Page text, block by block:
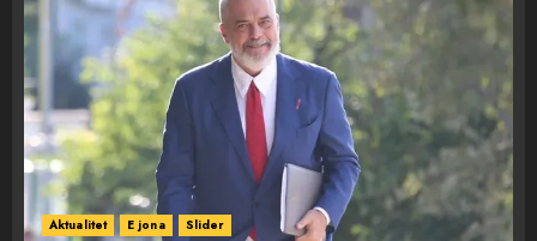
Aktualitet E jona Slider